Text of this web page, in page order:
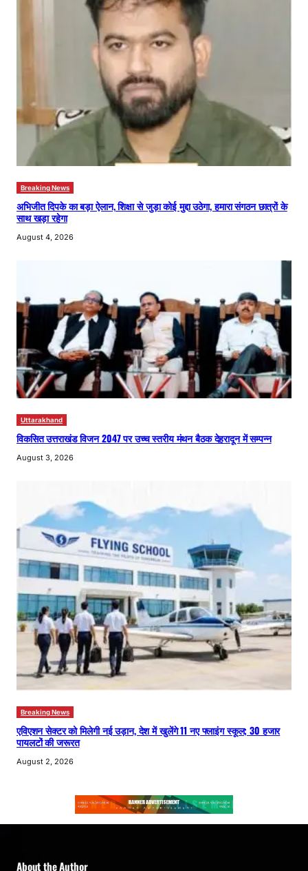
Breaking News
अभिजीत दिपके का बड़ा ऐलान, शिक्षा से जुड़ा कोई मुद्दा उठेगा, हमारा संगठन छात्रों के
साथ खड़ा रहेगा
August 4, 2026
Uttarakhand
विकसित उत्तराखंड विजन 2047 पर उच्च स्तरीय मंथन बैठक देहरादून में सम्पन्न
August 3, 2026
Breaking News
एविएशन सेक्टर को मिलेगी नई उड़ान, देश में खुलेंगे 11 नए फ्लाइंग स्कूल; 30 हजार
पायलटों की जरूरत
August 2, 2026
About the Author